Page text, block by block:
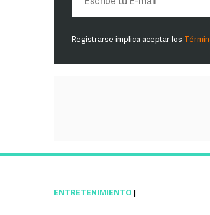
Registrarse implica aceptar los
ENTRETENIMIENTO